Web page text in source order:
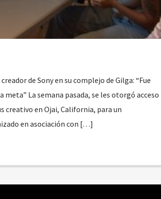
de Sony en su complejo de Gilga: “Fue
La semana pasada, se les otorgó acceso
creativo en Ojai, California, para un
en asociación con […]